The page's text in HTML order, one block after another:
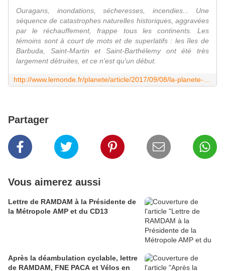
Ouragans, inondations, sécheresses, incendies... Une
séquence de catastrophes naturelles historiques, aggravées
par le réchauffement, frappe tous les continents. Les
témoins sont à court de mots et de superlatifs : les îles de
Barbuda, Saint-Martin et Saint-Barthélemy ont été très
largement détruites, et ce n'est qu'un début.
Partager
Vous aimerez aussi
Lettre de RAMDAM à la Présidente de
la Métropole AMP et du CD13
Après la déambulation cyclable, lettre
de RAMDAM, FNE PACA et Vélos en